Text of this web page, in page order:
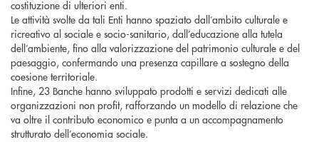
costituzione di ulteriori enti.
Le attività svolte da tali Enti hanno spaziato dall’ambito culturale e
ricreativo al sociale e socio-sanitario, dall’educazione alla tutela
dell’ambiente, fino alla valorizzazione del patrimonio culturale e del
paesaggio, confermando una presenza capillare a sostegno della
coesione territoriale.
Infine, 23 Banche hanno sviluppato prodotti e servizi dedicati alle
organizzazioni non profit, rafforzando un modello di relazione che
va oltre il contributo economico e punta a un accompagnamento
strutturato dell’economia sociale.